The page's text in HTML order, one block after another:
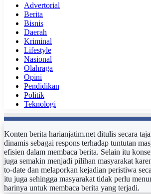
Advertorial
Berita
Bisnis
Daerah
Kriminal
Lifestyle
Nasional
Olahraga
Opini
Pendidikan
Politik
Teknologi
Konten berita harianjatim.net ditulis secara
dinamis sebagai respons terhadap tuntutan
efisien dalam membaca berita. Selain itu
juga semakin menjadi pilihan masyarakat
to-date dan melaporkan kejadian peristiwa
itu juga sehingga masyarakat tidak perlu
harinya untuk membaca berita yang terjadi.